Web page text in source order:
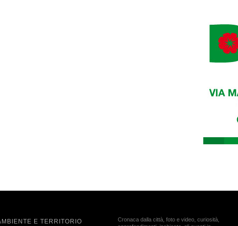
E TERRITORIO
Cronaca dalla città, foto e video, curiosità,